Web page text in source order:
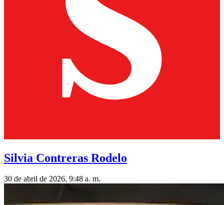
Silvia Contreras Rodelo
30 de abril de 2026, 9:48 a. m.